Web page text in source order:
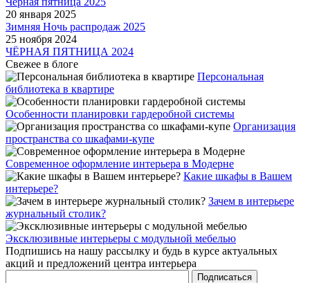
20 января 2025
Зимняя Ночь распродаж 2025
25 ноября 2024
ЧЁРНАЯ ПЯТНИЦА 2024
Свежее в блоге
Персональная
библиотека в квартире
Особенности планировки гардеробной системы
Организация
пространства со шкафами-купе
Современное оформление интерьера в Модерне
Какие шкафы в Вашем
интерьере?
Зачем в интерьере
журнальный столик?
Эксклюзивные интерьеры с модульной мебелью
Подпишись на нашу рассылку и будь в курсе актуальных
акций и предложений центра интерьера